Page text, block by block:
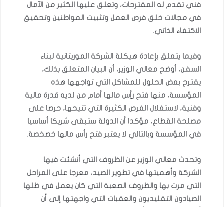
فني تقدم له المقترحات، وتعلق عليها الكثير من الآمال
في مجالات خلق فرص العمل وتثبيت المواطنين وتحقيق
الاكتفاء الذاتي.
وفيما يتعلق بإعادة هيكلة الشركة الموريتانية لبناء
السفن، أوضح معالي الوزير، أن البيان المتعلق بذلك،
يقترح بعض الحلول للمشاكل التي تواجهها هذه
المؤسسة، منها فتح رأٍس مالها أمام من لديه قدرة مالية
وفنية، لاستغلال الفرص الكثيرة التي تتيحها، حرصا على
مصلحة القطاع، مؤكدا أن الدولة ستبقى شريكا أساسيا
في المؤسسة وبالتالي لا يعتبر فتح رأس مالها خصخصة.
وتحدث معالي الوزير عن الظروف التي أنشئت فيها
الشركة وأهميتها في تطوير الصيد، معرجا على المراحل
التي مرت بها والظروف الصعبة التي كان يعمل في ظلها
الصيادون التقليديون والعقبات التي واجهتها إلى أن